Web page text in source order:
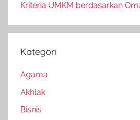
Kriteria UMKM berdasarkan
Kategori
Agama
Akhlak
Bisnis